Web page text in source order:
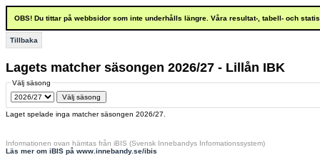
OBS! Du tittar på webbsidor som inte underhålls längre. Våra resultat-, tabell- och
Tillbaka
Lagets matcher säsongen 2026/27 - Lillån IBK
Välj säsong
Laget spelade inga matcher säsongen 2026/27.
Informationen ovan hämtas från iBIS (Svensk Innebandys Informationssystem)
Läs mer om iBIS på www.innebandy.se/ibis